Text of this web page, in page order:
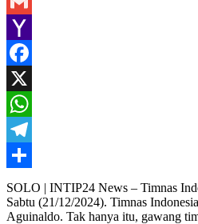
Gmail
Yahoo
Mail
Facebook
X
WhatsApp
Telegram
Share
SOLO | INTIP24 News – Timnas
Sabtu (21/12/2024). Timnas
Aguinaldo. Tak hanya itu, gawang